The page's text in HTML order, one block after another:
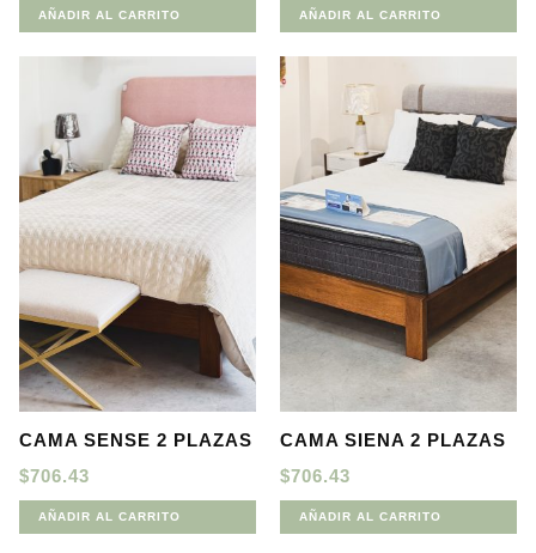
AÑADIR AL CARRITO AÑADIR AL CARRITO
CAMA SENSE 2 PLAZAS
$706.43
AÑADIR AL CARRITO
CAMA SIENA 2 PLAZAS
$706.43
AÑADIR AL CARRITO